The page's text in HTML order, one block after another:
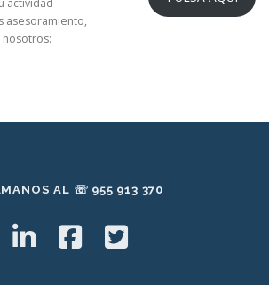
actividad
asesoramiento,
AL ☏ 955 913 370